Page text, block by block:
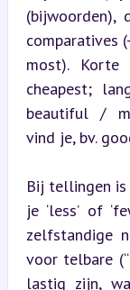
(bijwoorden),
comparatives
most).
cheapest;
beautiful /
vind je, bv.
Bij tellingen
je ‘less’ of
zelfstandige
voor telbare
lastig zijn,